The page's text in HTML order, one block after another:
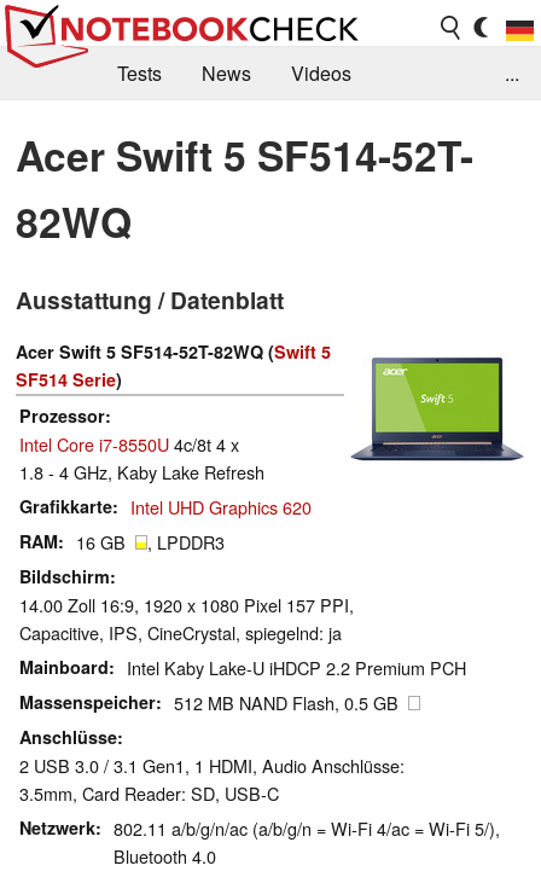
Tests News
Videos
Kaufberatung
Deals Suche
Jobs
Forum
...
Acer Swift 5 SF514-52T-
82WQ
Ausstattung / Datenblatt
Acer Swift 5 SF514-52T-82WQ (Swift 5
SF514 Serie)
Prozessor
Intel Core i7-8550U4c/8t 4 x
1.8 - 4 GHz, Kaby Lake Refresh
Grafikkarte Intel UHD Graphics 620
RAM 16 GB , LPDDR3
Bildschirm
14.00 Zoll 16:9, 1920 x 1080 Pixel 157 PPI,
Capacitive, IPS, CineCrystal, spiegelnd: ja
Mainboard Intel Kaby Lake-U iHDCP 2.2 Premium PCH
Massenspeicher 512 MB NAND Flash, 0.5 GB
Anschlüsse
2 USB 3.0 / 3.1 Gen1, 1 HDMI, Audio Anschlüsse:
3.5mm, Card Reader: SD, USB-C
Netzwerk
802.11 a/b/g/n/ac (a/b/g/n = Wi-Fi 4/ac = Wi-Fi 5/),
Bluetooth 4.0